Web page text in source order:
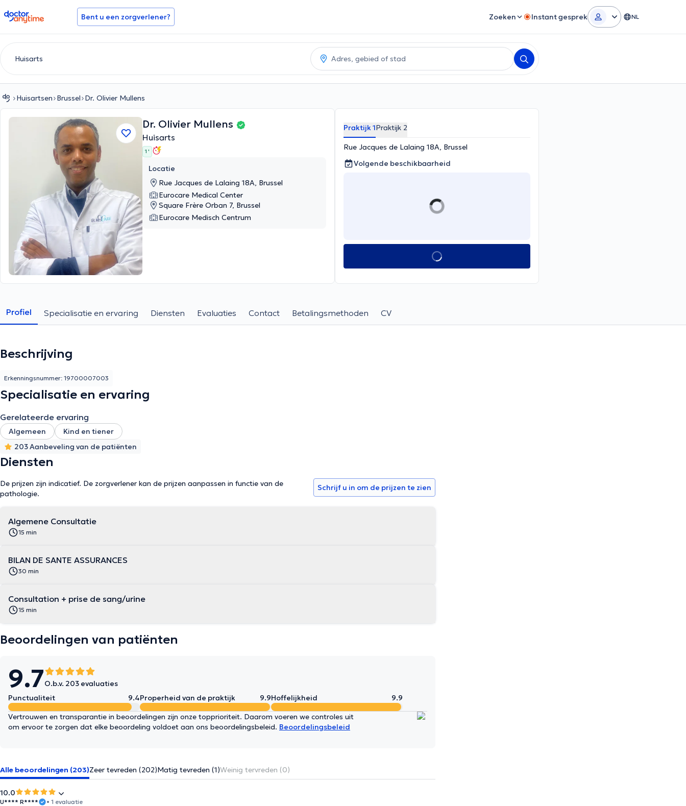
doctoranytime Bent u een zorgverlener? Zoeken Instant gesprek NL
Huisartsen Brussel Dr. Olivier Mullens
Dr. Olivier Mullens
Huisarts
1 '
Locatie
Rue Jacques de Lalaing 18A, Brussel
Eurocare Medical Center
Square Frère Orban 7, Brussel
Eurocare Medisch Centrum
Praktijk 1Praktijk 2
Rue Jacques de Lalaing 18A, Brussel
Volgende beschikbaarheid
Profiel Specialisatie en ervaring Diensten Evaluaties Contact Betalingsmethoden CV
Beschrijving
Erkenningsnummer: 19700007003
Specialisatie en ervaring
Gerelateerde ervaring
Algemeen
Kind en tiener
203 Aanbeveling van de patiënten
Diensten
De prijzen zijn indicatief. De zorgverlener kan de prijzen aanpassen in functie van de
pathologie.
Schrijf u in om de prijzen te zien
Algemene Consultatie
15 min
BILAN DE SANTE ASSURANCES
30 min
Consultation + prise de sang/urine
15 min
Beoordelingen van patiënten
9.7O.b.v. 203 evaluaties
Punctualiteit
9.4Properheid van de praktijk 9.9Hoffelijkheid 9.9
Vertrouwen en transparantie in beoordelingen zijn onze topprioriteit. Daarom voeren we controles uit
om ervoor te zorgen dat elke beoordeling voldoet aan ons beoordelingsbeleid. Beoordelingsbeleid
Alle beoordelingen (203)Zeer tevreden (202)Matig tevreden (1)Weinig tervreden (0)
10.0
U**** R**** • 1 evaluatie